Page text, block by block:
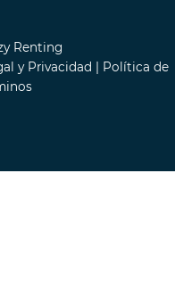
Renting
y Privacidad | Política de